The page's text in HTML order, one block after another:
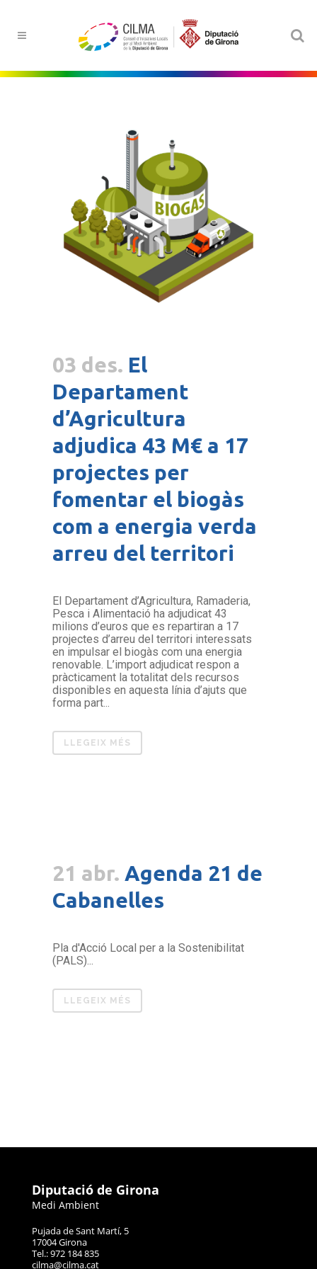
03 des. El
Departament
d’Agricultura
adjudica 43 M€ a 17
projectes per
fomentar el biogàs
com a energia verda
arreu del territori
El Departament d’Agricultura, Ramaderia,
Pesca i Alimentació ha adjudicat 43
milions d’euros que es repartiran a 17
projectes d’arreu del territori interessats
en impulsar el biogàs com una energia
renovable. L’import adjudicat respon a
pràcticament la totalitat dels recursos
disponibles en aquesta línia d’ajuts que
forma part...
LLEGEIX MÉS
21 abr. Agenda 21 de
Cabanelles
Pla d'Acció Local per a la Sostenibilitat
(PALS)...
LLEGEIX MÉS
Diputació de Girona
Medi Ambient
Pujada de Sant Martí, 5
17004 Girona
Tel.: 972 184 835
cilma@cilma.cat